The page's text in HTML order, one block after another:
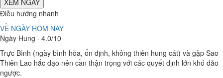
XEM NGÀY
Điều hướng nhanh
VỀ NGÀY HÔM NAY
Ngày Hung · 4.0/10
Trực Bình (ngày bình hòa, ổn định, không thiên hung cát) và gặp Sao
Thiên Lao hắc đạo nên cần thận trọng với các quyết định lớn khó đảo
ngược.